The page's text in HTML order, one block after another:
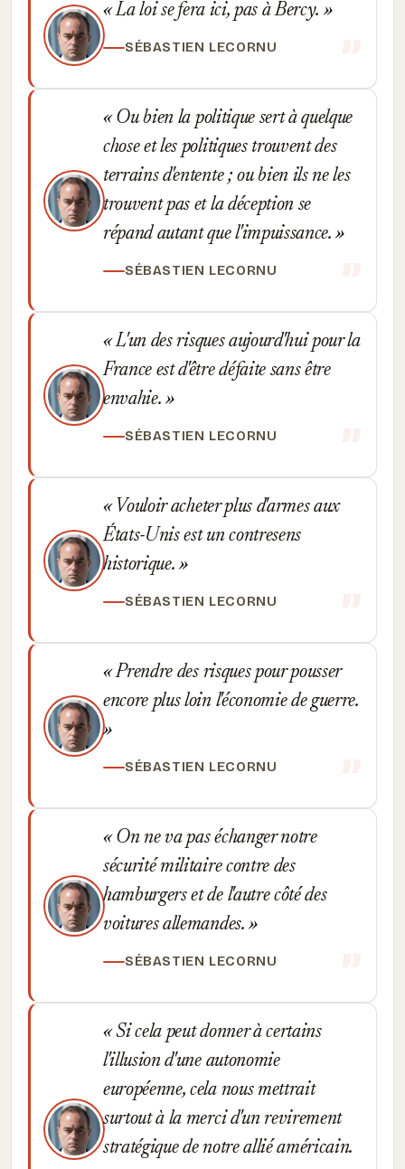
La loi se fera ici, pas à Bercy.
SÉBASTIEN LECORNU
Ou bien la politique sert à quelque
chose et les politiques trouvent des
terrains d'entente ; ou bien ils ne les
trouvent pas et la déception se
répand autant que l'impuissance.
SÉBASTIEN LECORNU
L'un des risques aujourd'hui pour la
France est d'être défaite sans être
envahie.
SÉBASTIEN LECORNU
Vouloir acheter plus d'armes aux
États-Unis est un contresens
historique.
SÉBASTIEN LECORNU
Prendre des risques pour pousser
encore plus loin l'économie de guerre.
SÉBASTIEN LECORNU
On ne va pas échanger notre
sécurité militaire contre des
hamburgers et de l'autre côté des
voitures allemandes.
SÉBASTIEN LECORNU
Si cela peut donner à certains
l'illusion d'une autonomie
européenne, cela nous mettrait
surtout à la merci d'un revirement
stratégique de notre allié américain.